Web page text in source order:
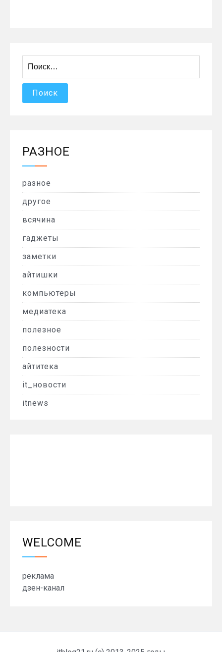
РАЗНОЕ
разное
другое
всячина
гаджеты
заметки
айтишки
компьютеры
медиатека
полезное
полезности
айтитека
it_новости
itnews
WELCOME
реклама
дзен-канал